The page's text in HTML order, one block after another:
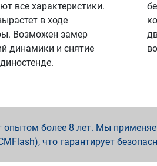
все характеристики.
в ходе
Возможен замер
динамики и снятие
более 8 лет. Мы
что гарантирует